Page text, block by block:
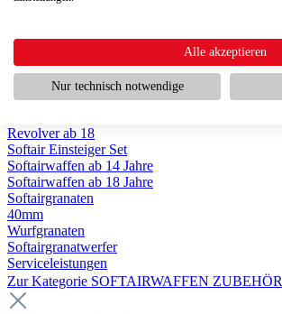
Scharfschützengewehr ab 18
Softair Pistolen
Softair Pistolen elektrisch ab 14
Softair Pistolen Federdruck ab 14
Softair Pistolen HPA Luftdruck ab 18
Revolver ab 18
Softair Einsteiger Set
Softairwaffen ab 14 Jahre
Softairwaffen ab 18 Jahre
Softairgranaten
40mm
Wurfgranaten
Softairgranatwerfer
Serviceleistungen
Zur Kategorie SOFTAIRWAFFEN ZUBEHÖR
Alle akzeptieren
Nur technisch notwendige